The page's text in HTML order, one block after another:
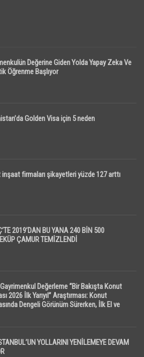
Değerine Giden Yolda Yapay Zeka Ve
Öğrenme Başlıyor
Golden Visa için 5 neden
firmaları şikayetleri yüzde 127 arttı
2019’DAN BU YANA 240 BİN 500
ÇAMUR TEMİZLENDİ
Değerleme “Bir Bakışta Konut
2026 İlk Yarıyıl” Araştırması: Konut
Dengeli Görünüm Sürerken, İlk El ve
YOLLARINI YENİLEMEYE DEVAM